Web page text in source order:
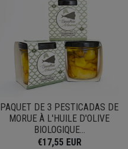
PAQUET DE 3 PESTICADAS DE
MORUE À L'HUILE D'OLIVE
BIOLOGIQUE...
€17,55 EUR